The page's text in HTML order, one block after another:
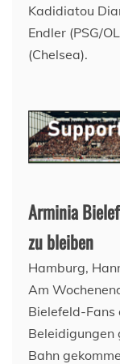
Kadidiatou
Endler (PSG/
(Chelsea).
Arminia
zu bleiben
Hamburg,
Am
Bielefeld-Fans
Beleidigungen
Bahn